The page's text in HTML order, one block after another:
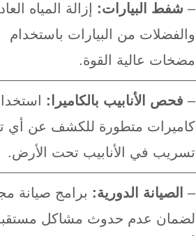
– شفط البيارات: إزالة المياه
والفضلات من البيارات باستخدام
مضخات عالية القوة.
– فحص الأنابيب بالكاميرا:
كاميرات متطورة للكشف عن أي
تسريب في الأنابيب تحت الأرض.
– الصيانة الدورية: برامج صيانة
لضمان عدم حدوث مشاكل